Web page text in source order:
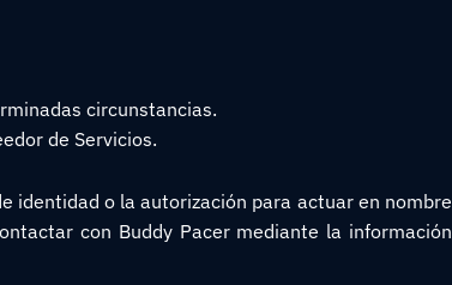
circunstancias.
de Servicios.
identidad o la autorización para actuar en nombre
con Buddy Pacer mediante la información